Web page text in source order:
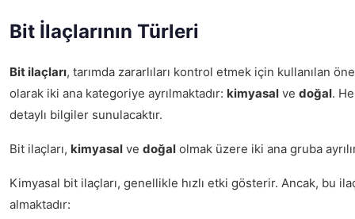
Bit İlaçlarının Türleri
Bit ilaçları, tarımda zararlıları kontrol etmek için kullanılan
olarak iki ana kategoriye ayrılmaktadır: kimyasal ve doğal.
detaylı bilgiler sunulacaktır.
Bit ilaçları, kimyasal ve doğal olmak üzere iki ana gruba
Kimyasal bit ilaçları, genellikle hızlı etki gösterir. Ancak, bu
almaktadır: